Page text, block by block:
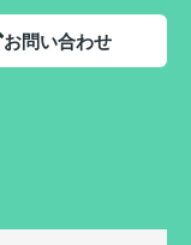
お問い合わせ